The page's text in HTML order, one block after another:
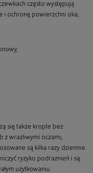
często występują
i ochronę powierzchni oka,
się także krople bez
z wrażliwymi oczami,
są kilka razy dziennie.
ryzyko podrażnień i są
użytkowaniu.